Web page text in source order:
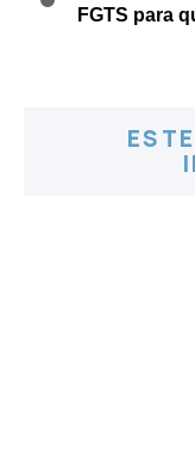
FGTS para